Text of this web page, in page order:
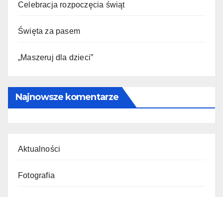
Celebracja rozpoczęcia świąt
Święta za pasem
„Maszeruj dla dzieci”
Najnowsze komentarze
Aktualności
Fotografia